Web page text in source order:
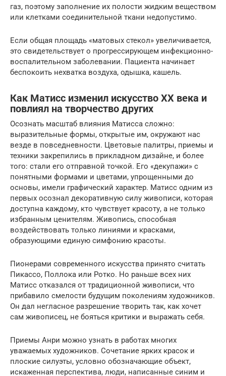
газ, поэтому заполнение их полости жидким веществом
или клетками соединительной ткани недопустимо.
Если общая площадь «матовых стекол» увеличивается,
это свидетельствует о прогрессирующем инфекционно-
воспалительном заболевании. Пациента начинает
беспокоить нехватка воздуха, одышка, кашель.
Как Матисс изменил искусство ХХ века и
повлиял на творчество других
Осознать масштаб влияния Матисса сложно:
выразительные формы, открытые им, окружают нас
везде в повседневности. Цветовые палитры, приемы и
техники закрепились в прикладном дизайне, и более
того: стали его отправной точкой. Его «декупажи» с
понятными формами и цветами, упрощенными до
основы, имели графический характер. Матисс одним из
первых осознал декоративную силу живописи, которая
доступна каждому, кто чувствует красоту, а не только
избранным ценителям. Живопись, способная
воздействовать только линиями и красками,
образующими единую симфонию красоты.
Пионерами современного искусства принято считать
Пикассо, Поллока или Ротко. Но раньше всех них
Матисс отказался от традиционной живописи, что
прибавило смелости будущим поколениям художников.
Он дал негласное разрешение творить так, как хочет
сам живописец, не бояться критики и выражать себя.
Приемы Анри можно узнать в работах многих
уважаемых художников. Сочетание ярких красок и
плоские силуэты, условно обозначающие объект,
искаженная перспектива, люди, написанные синим и